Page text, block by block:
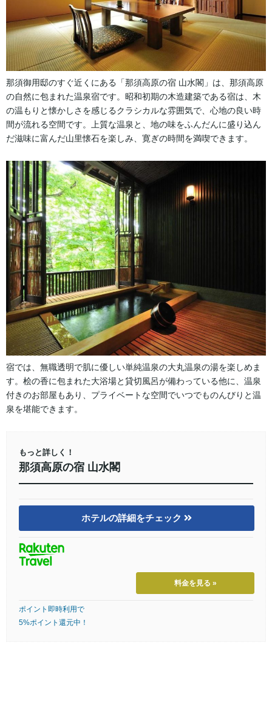
那須御用邸のすぐ近くにある「那須高原の宿 山水閣」は、那須高原
の自然に包まれた温泉宿です。昭和初期の木造建築である宿は、木
の温もりと懐かしさを感じるクラシカルな雰囲気で、心地の良い時
間が流れる空間です。上質な温泉と、地の味をふんだんに盛り込ん
だ滋味に富んだ山里懐石を楽しみ、寛ぎの時間を満喫できます。
宿では、無職透明で肌に優しい単純温泉の大丸温泉の湯を楽しめま
す。桧の香に包まれた大浴場と貸切風呂が備わっている他に、温泉
付きのお部屋もあり、プライベートな空間でいつでものんびりと温
泉を堪能できます。
もっと詳しく！
那須高原の宿 山水閣
ホテルの詳細をチェック
料金を見る »
ポイント即時利用で
5%ポイント還元中！